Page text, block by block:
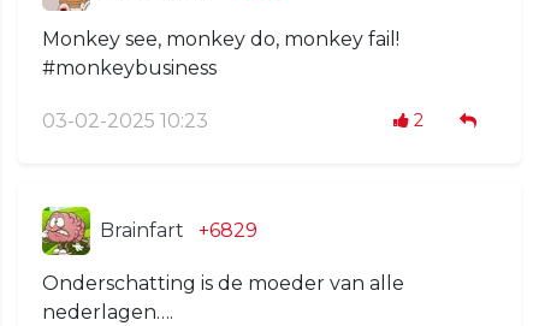
Monkey see, monkey do, monkey fail!
#monkeybusiness
03-02-2025 10:23 2
Brainfart +6829
Onderschatting is de moeder van alle
nederlagen….